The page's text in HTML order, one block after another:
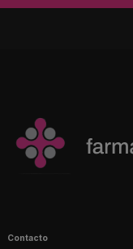
Contacto